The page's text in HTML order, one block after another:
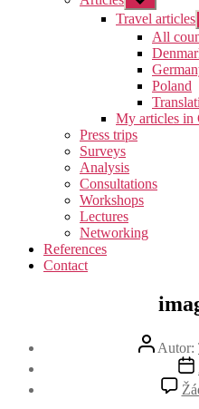
podmenu
Travel articles
All
Poland
My articles in
Press trips
Surveys
Analysis
Consultations
Workshops
Lectures
Networking
References
Contact
Autor
příspěvku
Autor: